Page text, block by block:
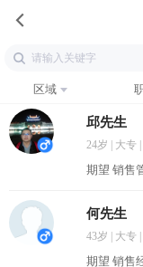
区域
邱先生
24岁 | 大专
期望 销售
何先生
43岁 | 大专
期望 销售